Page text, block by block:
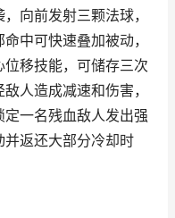
向前发射三颗法球，
中可快速叠加被动，
移技能，可储存三次
人造成减速和伤害，
一名残血敌人发出强
返还大部分冷却时